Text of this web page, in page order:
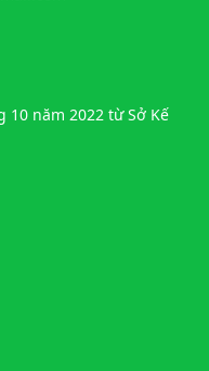
10 năm 2022 từ Sở Kế